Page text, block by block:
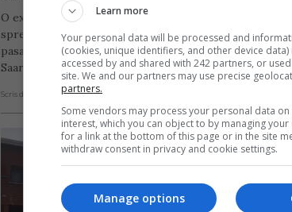
O explozie produsă în noaptea de vineri
spre sâmbătă, 18 aprilie 2026, într-un
pasaj pietonal din Völklingen, în landul
Saarland,…
Scris de Mihai Diaconu- sâmbătă, 18 aprilie 2026
Un
ianuarie
Canale
capitala
Learn more
Your personal data will be processed and
(cookies, unique identifiers, and other device
accessed by and shared with 242 partners, or
site. We and our partners may use precise
partners.
Some vendors may process your personal data
interest, which you can object to by managing
for a link at the bottom of this page or in the site
withdraw consent in privacy and cookie settings.
Manage options